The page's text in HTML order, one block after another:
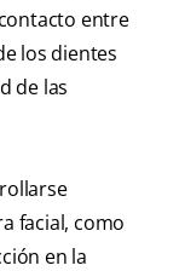
entre
los dientes
de las
facial, como
en la